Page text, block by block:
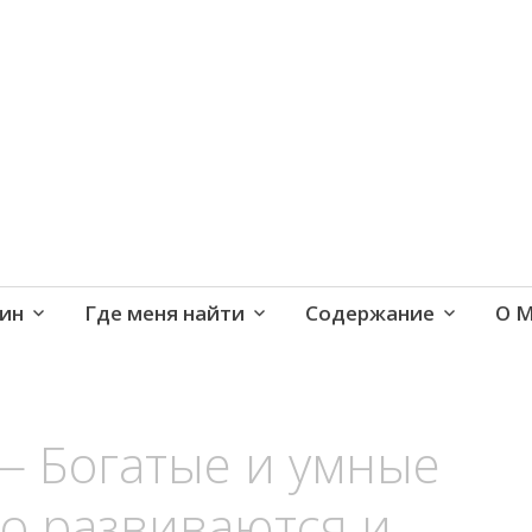
Где меня найти Содержание О
Богатые и умные